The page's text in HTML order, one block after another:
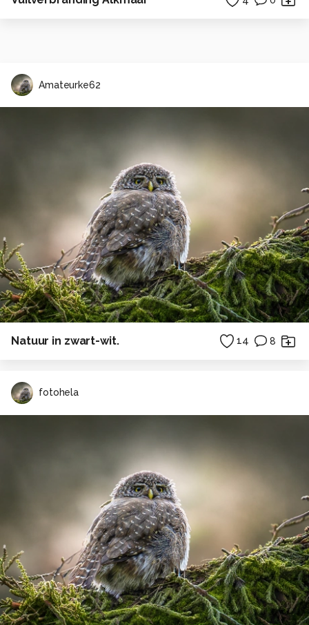
Amateurke62
Natuur in zwart-wit. 14 8
fotohela